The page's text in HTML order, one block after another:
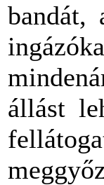
bandát,
állást